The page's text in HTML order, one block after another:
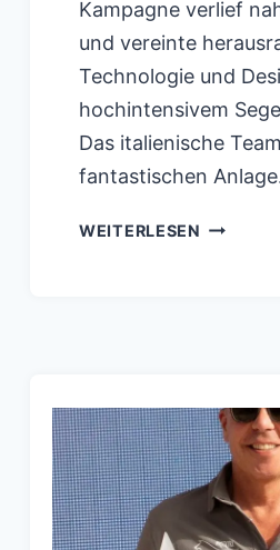
Kampagne verlief
und vereinte
Technologie und
hochintensivem
Das italienische
fantastischen
WEITERLESEN LUNA
MAX
SIRENA
SICH